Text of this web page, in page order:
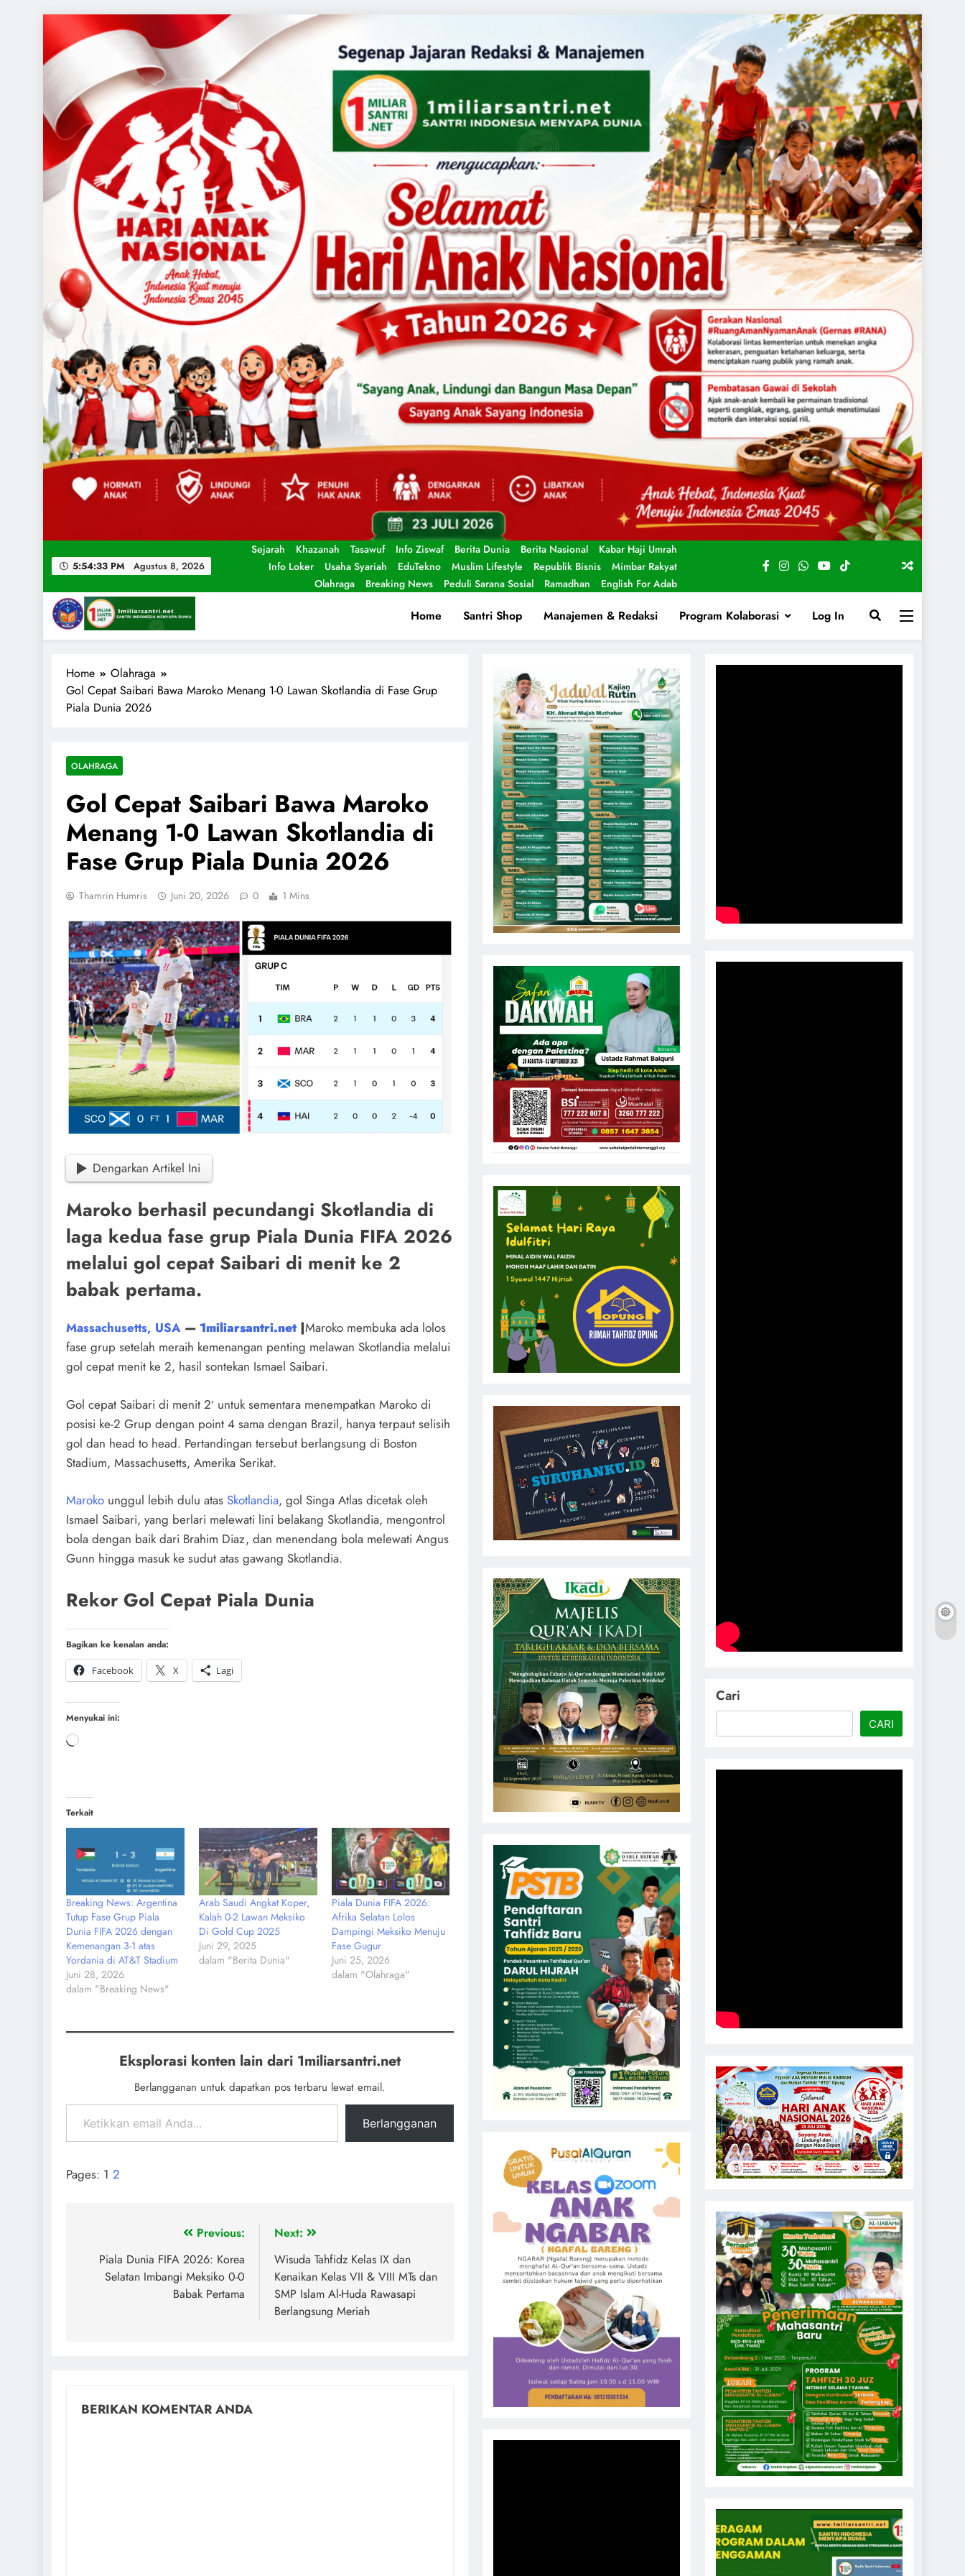
5:54:35 PM Agustus 8, 2026
Sejarah Khazanah Tasawuf Info Ziswaf Berita Dunia Berita Nasional
Kabar Haji Umrah
Info Loker
Usaha Syariah EduTekno Muslim Lifestyle Republik Bisnis
Mimbar Rakyat
Olahraga
Breaking News Peduli Sarana Sosial Ramadhan English For Adab
1miliarsantri.net
Home Santri Shop Manajemen & Redaksi Program Kolaborasi Log In
Home
Olahraga
Gol Cepat Saibari Bawa Maroko Menang 1-0 Lawan Skotlandia di Fase Grup
Piala Dunia 2026
OLAHRAGA
Gol Cepat Saibari Bawa Maroko
Menang 1-0 Lawan Skotlandia di
Fase Grup Piala Dunia 2026
Thamrin Humris Juni 20, 2026 0 1 Mins
Dengarkan Artikel Ini
Maroko berhasil pecundangi Skotlandia di
laga kedua fase grup Piala Dunia FIFA 2026
melalui gol cepat Saibari di menit ke 2
babak pertama.
Massachusetts, USA — 1miliarsantri.net |Maroko membuka ada lolos
fase grup setelah meraih kemenangan penting melawan Skotlandia melalui
gol cepat menit ke 2, hasil sontekan Ismael Saibari.
Gol cepat Saibari di menit 2′ untuk sementara menempatkan Maroko di
posisi ke-2 Grup dengan point 4 sama dengan Brazil, hanya terpaut selisih
gol dan head to head. Pertandingan tersebut berlangsung di Boston
Stadium, Massachusetts, Amerika Serikat.
Maroko unggul lebih dulu atas Skotlandia, gol Singa Atlas dicetak oleh
Ismael Saibari, yang berlari melewati lini belakang Skotlandia, mengontrol
bola dengan baik dari Brahim Diaz, dan menendang bola melewati Angus
Gunn hingga masuk ke sudut atas gawang Skotlandia.
Rekor Gol Cepat Piala Dunia
Bagikan ke kenalan anda:
Facebook
X Lagi
Menyukai ini:
Terkait
Breaking News: Argentina
Tutup Fase Grup Piala
Dunia FIFA 2026 dengan
Kemenangan 3-1 atas
Yordania di AT&T Stadium
Juni 28, 2026
dalam "Breaking News"
Arab Saudi Angkat Koper,
Kalah 0-2 Lawan Meksiko
Di Gold Cup 2025
Juni 29, 2025
dalam "Berita Dunia"
Piala Dunia FIFA 2026:
Afrika Selatan Lolos
Dampingi Meksiko Menuju
Fase Gugur
Juni 25, 2026
dalam "Olahraga"
Eksplorasi konten lain dari 1miliarsantri.net
Berlangganan untuk dapatkan pos terbaru lewat email.
Berlangganan
Pages: 1 2
Previous:
Piala Dunia FIFA 2026: Korea
Selatan Imbangi Meksiko 0-0
Babak Pertama
Next:
Wisuda Tahfidz Kelas IX dan
Kenaikan Kelas VII & VIII MTs dan
SMP Islam Al-Huda Rawasapi
Berlangsung Meriah
BERIKAN KOMENTAR ANDA
Cari
CARI